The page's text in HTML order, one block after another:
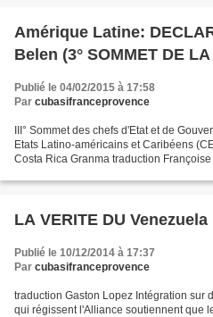
Amérique Latine:
Belen (3° SOMMET DE
Publié le 04/02/2015 à 17:58
Par cubasifranceprovence
III° Sommet des chefs d'Etat et de
Etats Latino-américains et Caribéens
Costa Rica Granma traduction
LA VERITE DU Venezuela
Publié le 10/12/2014 à 17:37
Par cubasifranceprovence
traduction Gaston Lopez Intégration sur
qui régissent l'Alliance soutiennent que